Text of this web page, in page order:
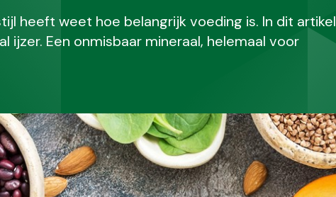
heeft weet hoe belangrijk voeding is. In dit artikel
ijzer. Een onmisbaar mineraal, helemaal voor